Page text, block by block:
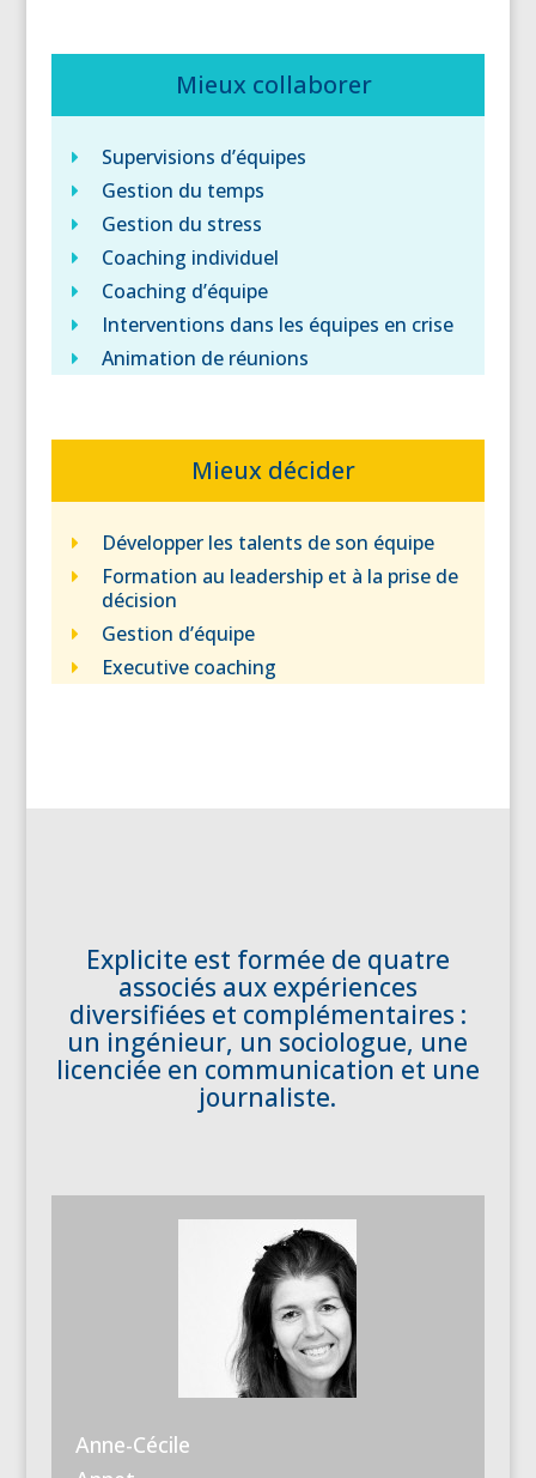
Mieux collaborer
Supervisions d’équipes
Gestion du temps
Gestion du stress
Coaching individuel
Coaching d’équipe
Interventions dans les équipes en crise
Animation de réunions
Mieux décider
Développer les talents de son équipe
Formation au leadership et à la prise de
décision
Gestion d’équipe
Executive coaching
Explicite est formée de quatre
associés aux expériences
diversifiées et complémentaires :
un ingénieur, un sociologue, une
licenciée en communication et une
journaliste.
Anne-Cécile